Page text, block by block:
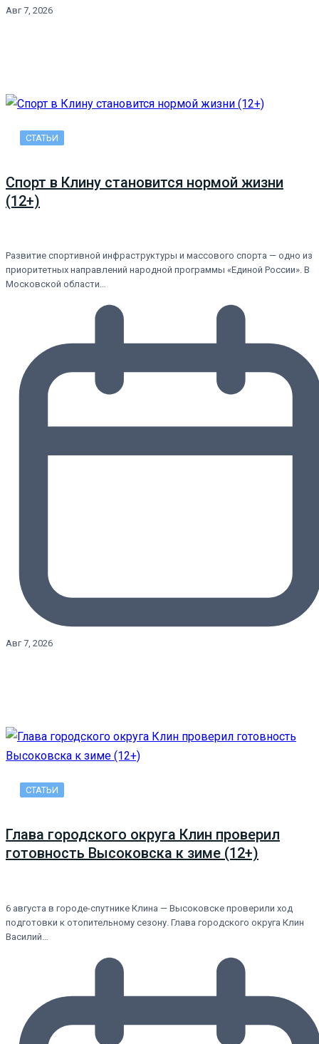
Авг 7, 2026
СТАТЬИ
Спорт в Клину становится нормой жизни
(12+)
Развитие спортивной инфраструктуры и массового спорта — одно из
приоритетных направлений народной программы «Единой России». В
Московской области…
Авг 7, 2026
СТАТЬИ
Глава городского округа Клин проверил
готовность Высоковска к зиме (12+)
6 августа в городе-спутнике Клина — Высоковске проверили ход
подготовки к отопительному сезону. Глава городского округа Клин
Василий…